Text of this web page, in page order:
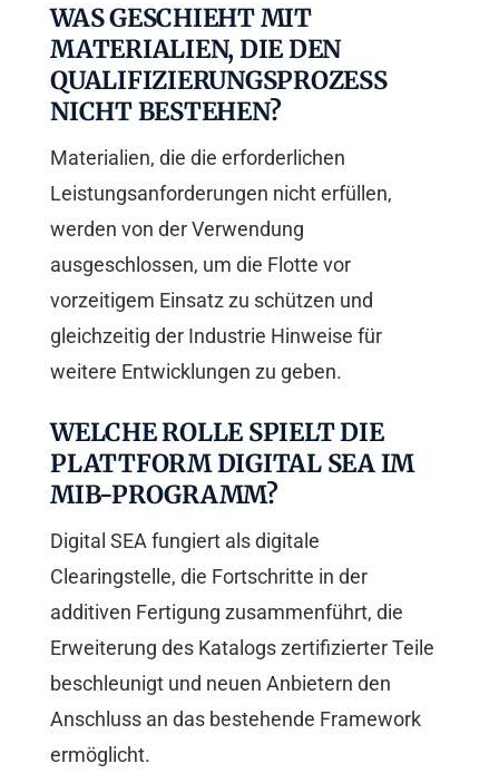
WAS GESCHIEHT MIT
MATERIALIEN, DIE DEN
QUALIFIZIERUNGSPROZESS
NICHT BESTEHEN?
Materialien, die die erforderlichen
Leistungsanforderungen nicht erfüllen,
werden von der Verwendung
ausgeschlossen, um die Flotte vor
vorzeitigem Einsatz zu schützen und
gleichzeitig der Industrie Hinweise für
weitere Entwicklungen zu geben.
WELCHE ROLLE SPIELT DIE
PLATTFORM DIGITAL SEA IM
MIB-PROGRAMM?
Digital SEA fungiert als digitale
Clearingstelle, die Fortschritte in der
additiven Fertigung zusammenführt, die
Erweiterung des Katalogs zertifizierter Teile
beschleunigt und neuen Anbietern den
Anschluss an das bestehende Framework
ermöglicht.